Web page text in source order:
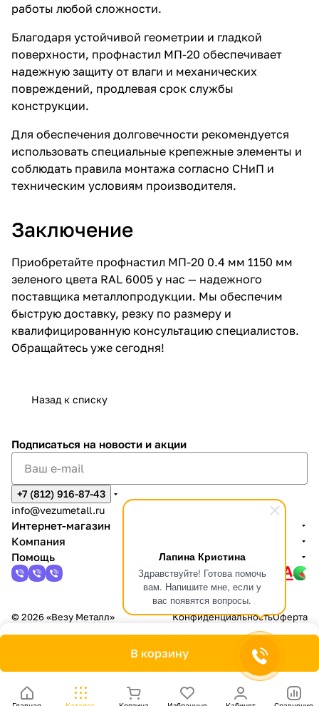
Лапина Кристина
Здравствуйте! Готова помочь
вам. Напишите мне, если у
вас появятся вопросы.
работы любой сложности.
Благодаря устойчивой геометрии и гладкой
поверхности, профнастил МП-20 обеспечивает
надежную защиту от влаги и механических
повреждений, продлевая срок службы
конструкции.
Для обеспечения долговечности рекомендуется
использовать специальные крепежные элементы и
соблюдать правила монтажа согласно СНиП и
техническим условиям производителя.
Заключение
Приобретайте профнастил МП-20 0.4 мм 1150 мм
зеленого цвета RAL 6005 у нас — надежного
поставщика металлопродукции. Мы обеспечим
быструю доставку, резку по размеру и
квалифицированную консультацию специалистов.
Обращайтесь уже сегодня!
Назад к списку
В корзину
Подписаться на новости и акции
+7 (812) 916-87-43
info@vezumetall.ru
Интернет-магазин
Компания
Помощь
© 2026 «Везу Металл» КонфиденциальностьОферта